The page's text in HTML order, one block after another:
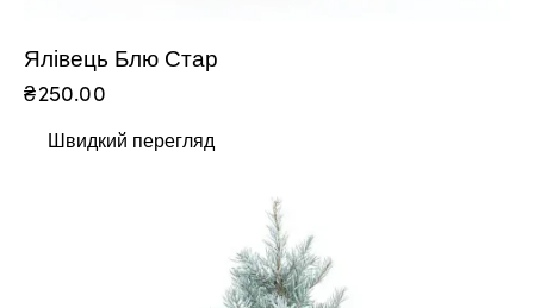
Ялівець Блю Стар
₴250.00
Швидкий перегляд